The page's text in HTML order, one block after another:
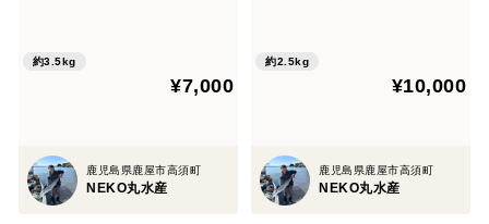
約3.5kg
¥7,000
鹿児島県鹿屋市高須町
NEKO丸水産
約2.5kg
¥10,000
鹿児島県鹿屋市高須町
NEKO丸水産